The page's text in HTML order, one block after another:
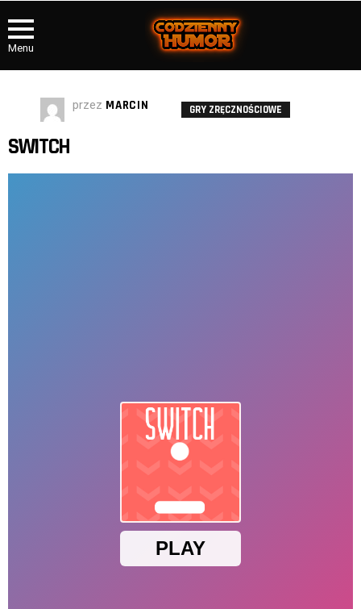
Menu
przez MARCIN GRY ZRĘCZNOŚCIOWE
SWITCH